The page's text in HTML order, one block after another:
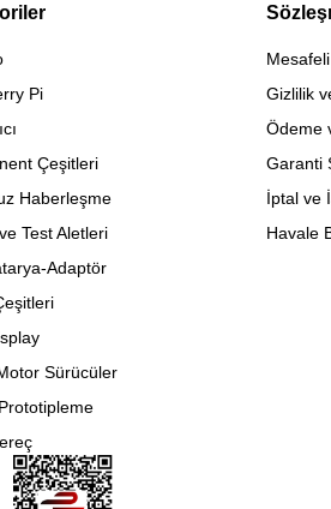
Pi
Çeşitleri
Haberleşme
Test Aletleri
Adaptör
Sürücüler
Gizlilik
Ödeme
Garanti
İptal ve
Havale